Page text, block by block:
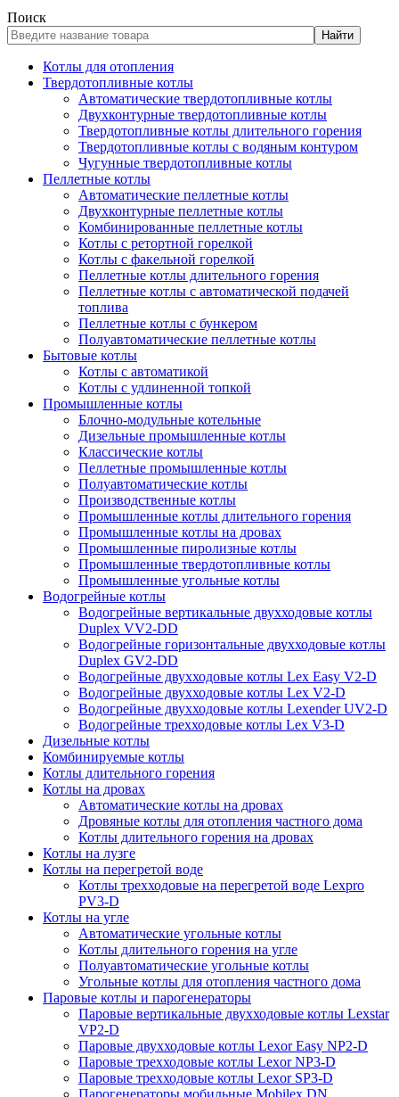
Поиск
Найти
Котлы для отопления
Твердотопливные котлы
Автоматические твердотопливные котлы
Двухконтурные твердотопливные котлы
Твердотопливные котлы длительного горения
Твердотопливные котлы с водяным контуром
Чугунные твердотопливные котлы
Пеллетные котлы
Автоматические пеллетные котлы
Двухконтурные пеллетные котлы
Комбинированные пеллетные котлы
Котлы с ретортной горелкой
Котлы с факельной горелкой
Пеллетные котлы длительного горения
Пеллетные котлы с автоматической подачей
топлива
Пеллетные котлы с бункером
Полуавтоматические пеллетные котлы
Бытовые котлы
Котлы с автоматикой
Котлы с удлиненной топкой
Промышленные котлы
Блочно-модульные котельные
Дизельные промышленные котлы
Классические котлы
Пеллетные промышленные котлы
Полуавтоматические котлы
Производственные котлы
Промышленные котлы длительного горения
Промышленные котлы на дровах
Промышленные пиролизные котлы
Промышленные твердотопливные котлы
Промышленные угольные котлы
Водогрейные котлы
Водогрейные вертикальные двухходовые котлы
Duplex VV2-DD
Водогрейные горизонтальные двухходовые котлы
Duplex GV2-DD
Водогрейные двухходовые котлы Lex Easy V2-D
Водогрейные двухходовые котлы Lex V2-D
Водогрейные двухходовые котлы Lexender UV2-D
Водогрейные трехходовые котлы Lex V3-D
Дизельные котлы
Комбинируемые котлы
Котлы длительного горения
Котлы на дровах
Автоматические котлы на дровах
Дровяные котлы для отопления частного дома
Котлы длительного горения на дровах
Котлы на лузге
Котлы на перегретой воде
Котлы трехходовые на перегретой воде Lexpro
PV3-D
Котлы на угле
Автоматические угольные котлы
Котлы длительного горения на угле
Полуавтоматические угольные котлы
Угольные котлы для отопления частного дома
Паровые котлы и парогенераторы
Паровые вертикальные двухходовые котлы Lexstar
VP2-D
Паровые двухходовые котлы Lexor Easy NP2-D
Паровые трехходовые котлы Lexor NP3-D
Паровые трехходовые котлы Lexor SP3-D
Парогенераторы мобильные Mobilex DN